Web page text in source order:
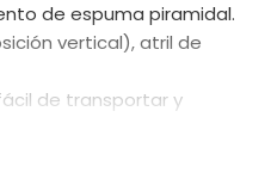
de espuma piramidal.
vertical), atril de
de transportar y
y voz en off donde